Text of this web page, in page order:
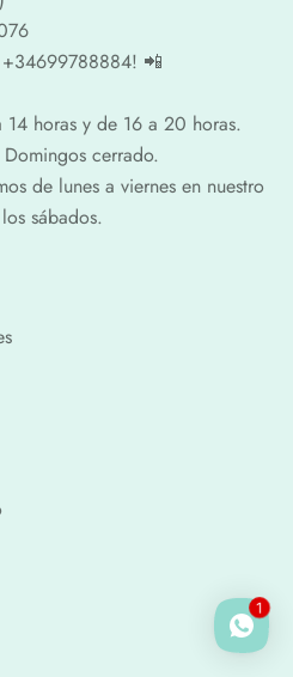
+34699788884! 📲
14 horas y de 16 a 20 horas.
cerrado.
de lunes a viernes en nuestro
sábados.
1